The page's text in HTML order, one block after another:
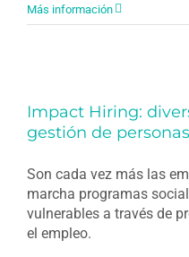
Más información
Impact Hiring:
gestión de personas
Son cada vez más las
marcha programas
vulnerables a través de
el empleo.